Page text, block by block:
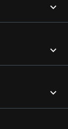


